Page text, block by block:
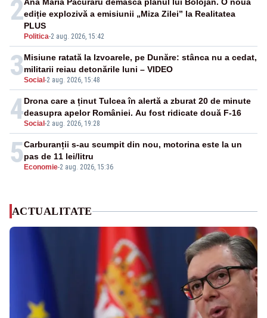
2
Politica-2 aug. 2026, 15:42
ediție explozivă a emisiunii „Miza Zilei” la Realitatea
PLUS
3Social -2 aug. 2026, 15:48
Misiune ratată la Izvoarele, pe Dunăre: stânca nu a cedat,
militarii reiau detonările luni – VIDEO
4Social -2 aug. 2026, 19:28
Drona care a ținut Tulcea în alertă a zburat 20 de minute
deasupra apelor României. Au fost ridicate două F-16
5 Economie-2 aug. 2026, 15:36
Carburanții s-au scumpit din nou, motorina este la un
pas de 11 lei/litru
ACTUALITATE